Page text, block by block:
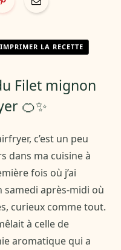
LA RECETTE
Filet mignon
🍊✨
c’est un peu
dans ma cuisine à
fois où j’ai
samedi après-midi où
curieux comme tout.
à celle de
aromatique qui a